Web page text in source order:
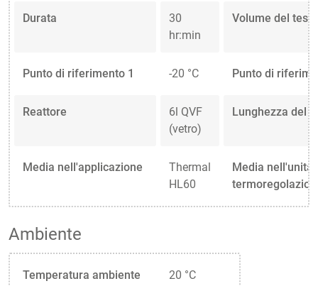
Durata
30
hr:min
Volume del test
Punto di riferimento 1 -20 °C Punto di
Reattore
6l QVF
(vetro)
Lunghezza del
Media nell'applicazione
Thermal
HL60
Media nell'unità
Ambiente
Temperatura ambiente 20 °C